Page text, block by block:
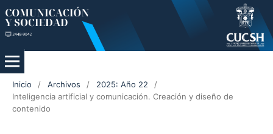
Inicio / Archivos / 2025: Año 22
/
Inteligencia artificial y comunicación. Creación y diseño de
contenido